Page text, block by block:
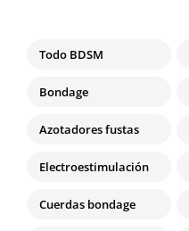
Todo BDSM
Bondage
Azotadores fustas
Electroestimulación
Cuerdas bondage